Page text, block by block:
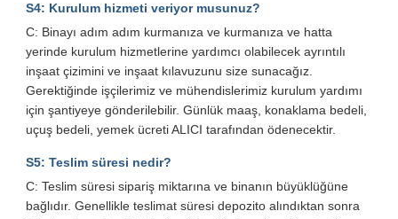
S4: Kurulum hizmeti veriyor musunuz?
C: Binayı adım adım kurmanıza ve kurmanıza ve hatta
yerinde kurulum hizmetlerine yardımcı olabilecek ayrıntılı
inşaat çizimini ve inşaat kılavuzunu size sunacağız.
Gerektiğinde işçilerimiz ve mühendislerimiz kurulum yardımı
için şantiyeye gönderilebilir. Günlük maaş, konaklama bedeli,
uçuş bedeli, yemek ücreti ALICI tarafından ödenecektir.
S5: Teslim süresi nedir?
C: Teslim süresi sipariş miktarına ve binanın büyüklüğüne
bağlıdır. Genellikle teslimat süresi depozito alındıktan sonra